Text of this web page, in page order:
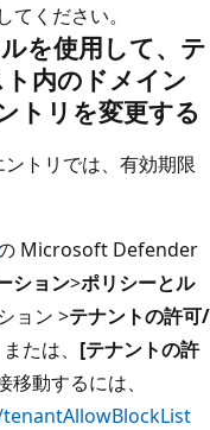
てください。
を使用して、テ
内のドメイン
トリを変更する
トリでは、有効期限
Microsoft Defender
ション>ポリシーとル
ョン >テナントの許可/
たは、 [テナントの許
移動するには、